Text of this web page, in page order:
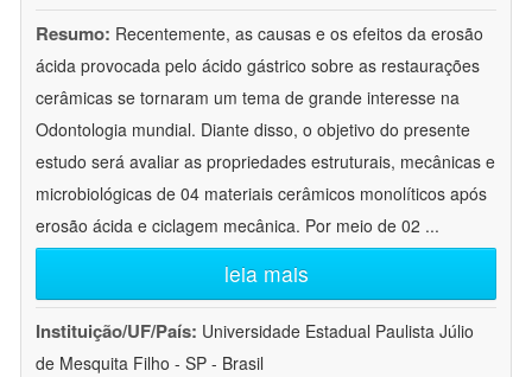
Resumo: Recentemente, as causas e os efeitos da erosão
ácida provocada pelo ácido gástrico sobre as restaurações
cerâmicas se tornaram um tema de grande interesse na
Odontologia mundial. Diante disso, o objetivo do presente
estudo será avaliar as propriedades estruturais, mecânicas e
microbiológicas de 04 materiais cerâmicos monolíticos após
erosão ácida e ciclagem mecânica. Por meio de 02 ...
leia mais
Instituição/UF/País: Universidade Estadual Paulista Júlio
de Mesquita Filho - SP - Brasil